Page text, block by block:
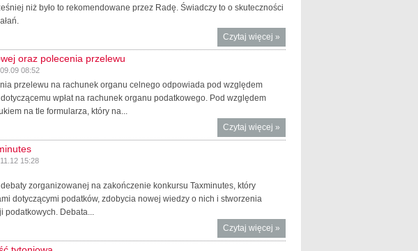
niż było to rekomendowane przez Radę. Świadczy to o skuteczności
Czytaj więcej o Zniesienie
procedury
»
oraz polecenia przelewu
08:52
przelewu na rachunek organu celnego odpowiada pod względem
wpłat na rachunek organu podatkowego. Pod względem
na tle formularza, który na...
Czytaj więcej o
Standaryzacja
przelewu
»
15:28
zorganizowanej na zakończenie konkursu Taxminutes, który
dotyczącymi podatków, zdobycia nowej wiedzy o nich i stworzenia
Debata...
Czytaj więcej o Debata o
podatkach
»